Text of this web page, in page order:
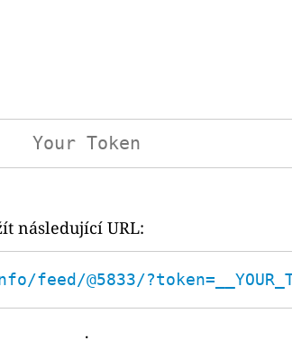
následující URL:
@5833/
.